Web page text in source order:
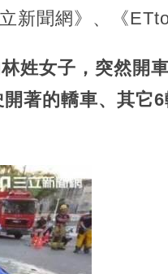
新聞網》、《
姓女子，突然開
著的轎車、其它